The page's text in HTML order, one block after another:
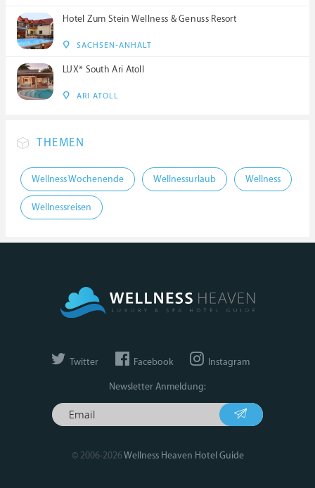
Hotel Zum Stein Wellness & Genuss Resort
SACHSEN-ANHALT
LUX* South Ari Atoll
ARI ATOLL
THEMEN
Wellness Wochenende Wellnessurlaub Wellness
Wellnessreisen
Twitter Facebook Instagram
Newsletter Anmeldung:
© 2006-2026Wellness Heaven Hotel Guide